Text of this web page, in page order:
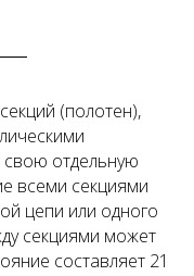
(полотен),
свою отдельную
всеми секциями
цепи или одного
секциями может
составляет 21